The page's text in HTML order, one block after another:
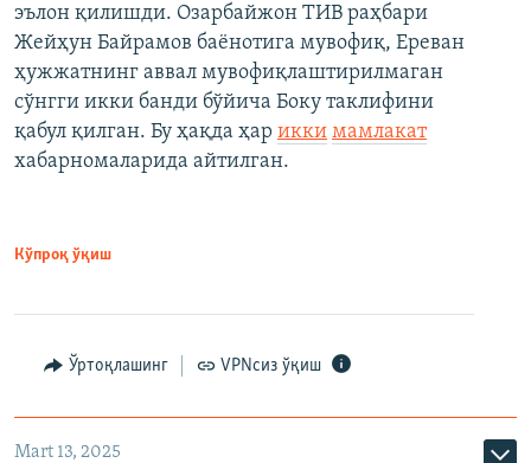
эълон қилишди. Озарбайжон ТИВ раҳбари
Жейҳун Байрамов баёнотига мувофиқ, Ереван
ҳужжатнинг аввал мувофиқлаштирилмаган
сўнгги икки банди бўйича Боку таклифини
қабул қилган. Бу ҳақда ҳар икки мамлакат
хабарномаларида айтилган.
Кўпроқ ўқиш
Ўртоқлашинг VPNсиз ўқиш
Mart 13, 2025